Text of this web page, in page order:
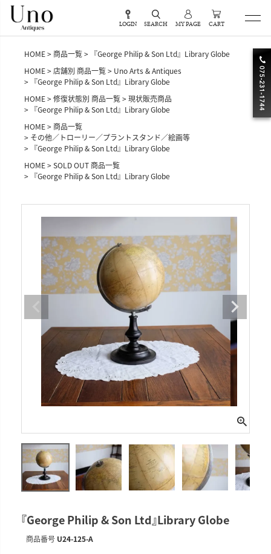
LOGIN SEARCH MY PAGE CART
HOME 商品一覧
『George Philip & Son Ltd』Library Globe
HOME
店舗別 商品一覧
Uno Arts & Antiques
『George Philip & Son Ltd』Library Globe
HOME
修復状態別 商品一覧
現状販売商品
『George Philip & Son Ltd』Library Globe
HOME
商品一覧
その他／トローリー／プラントスタンド／絵画等
『George Philip & Son Ltd』Library Globe
HOME
SOLD OUT 商品一覧
『George Philip & Son Ltd』Library Globe
『George Philip & Son Ltd』Library Globe
商品番号 U24-125-A